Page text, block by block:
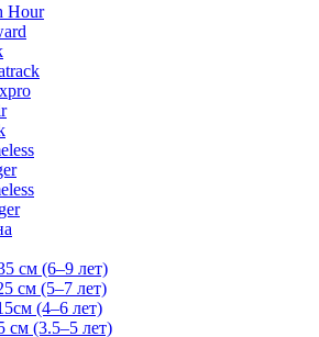
Hour
см (6–9 лет)
см (5–7 лет)
(4–6 лет)
см (3.5–5 лет)